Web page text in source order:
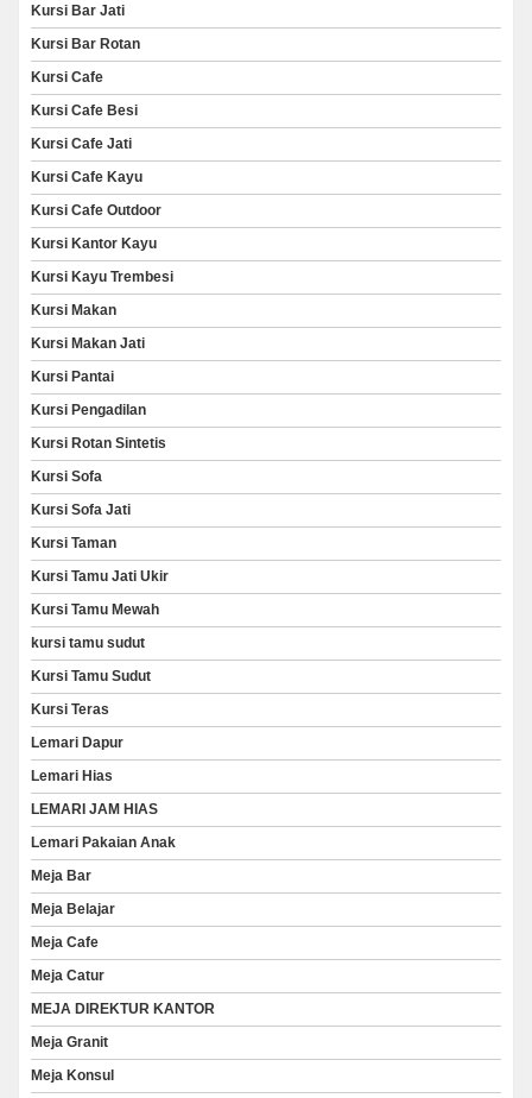
Kursi Bar Jati
Kursi Bar Rotan
Kursi Cafe
Kursi Cafe Besi
Kursi Cafe Jati
Kursi Cafe Kayu
Kursi Cafe Outdoor
Kursi Kantor Kayu
Kursi Kayu Trembesi
Kursi Makan
Kursi Makan Jati
Kursi Pantai
Kursi Pengadilan
Kursi Rotan Sintetis
Kursi Sofa
Kursi Sofa Jati
Kursi Taman
Kursi Tamu Jati Ukir
Kursi Tamu Mewah
kursi tamu sudut
Kursi Tamu Sudut
Kursi Teras
Lemari Dapur
Lemari Hias
LEMARI JAM HIAS
Lemari Pakaian Anak
Meja Bar
Meja Belajar
Meja Cafe
Meja Catur
MEJA DIREKTUR KANTOR
Meja Granit
Meja Konsul